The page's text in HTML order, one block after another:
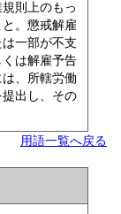
則上のもっ
。懲戒解雇
一部が不支
は解雇予告
、所轄労働
出し、その
用語一覧へ戻る